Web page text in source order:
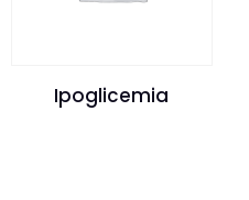
Ipoglicemia